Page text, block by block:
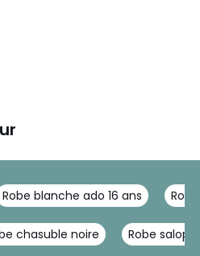
Robe blanche ado 16 ans
chasuble noire Robe